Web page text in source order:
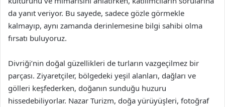
da yanıt veriyor. Bu sayede, sadece gözle görmekle
kalmayıp, aynı zamanda derinlemesine bilgi sahibi olma
fırsatı buluyoruz.
Divriği’nin doğal güzellikleri de turların vazgeçilmez bir
parçası. Ziyaretçiler, bölgedeki yeşil alanları, dağları ve
gölleri keşfederken, doğanın sunduğu huzuru
hissedebiliyorlar. Nazar Turizm, doğa yürüyüşleri, fotoğraf